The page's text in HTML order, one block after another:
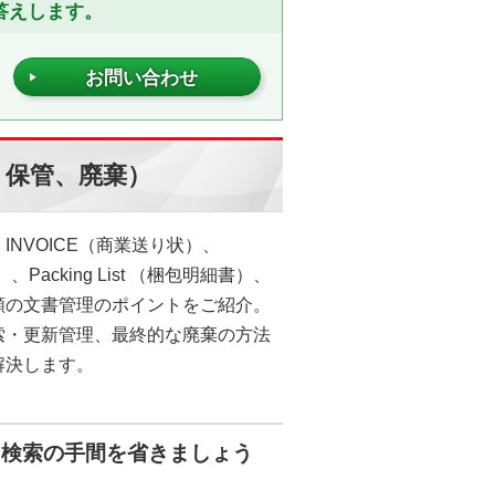
します。
お問い合わせ
管、廃棄）
（商業送り状）、
Packing List （梱包明細書）、
文書管理のポイントをご紹介。
更新管理、最終的な廃棄の方法
します。
索の手間を省きましょう